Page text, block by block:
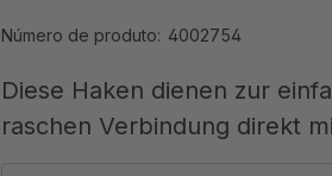
Número de produto: 4002754
Diese Haken dienen zur
raschen Verbindung direkt